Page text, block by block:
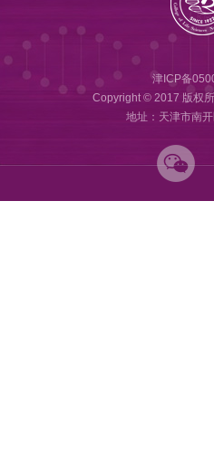
津ICP备
Copyright © 2017 版权
地址：天津市南